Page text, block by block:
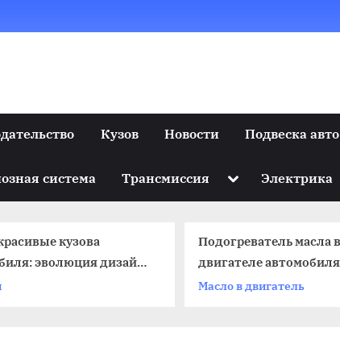
Кузов Новости Подвеска авто
система Трансмиссия Toggle
menu
Электрика
кузова
эволюция дизайна
тенденции
Подогреватель масла в
двигателе автомобиля
Масло в двигатель